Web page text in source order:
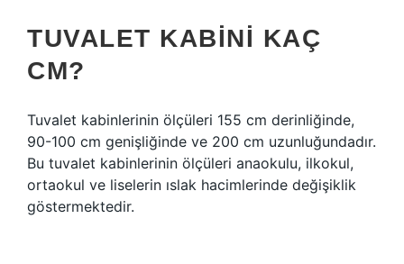
TUVALET KABINI KAÇ
CM?
Tuvalet kabinlerinin ölçüleri 155 cm derinliğinde,
90-100 cm genişliğinde ve 200 cm uzunluğundadır.
Bu tuvalet kabinlerinin ölçüleri anaokulu, ilkokul,
ortaokul ve liselerin ıslak hacimlerinde değişiklik
göstermektedir.